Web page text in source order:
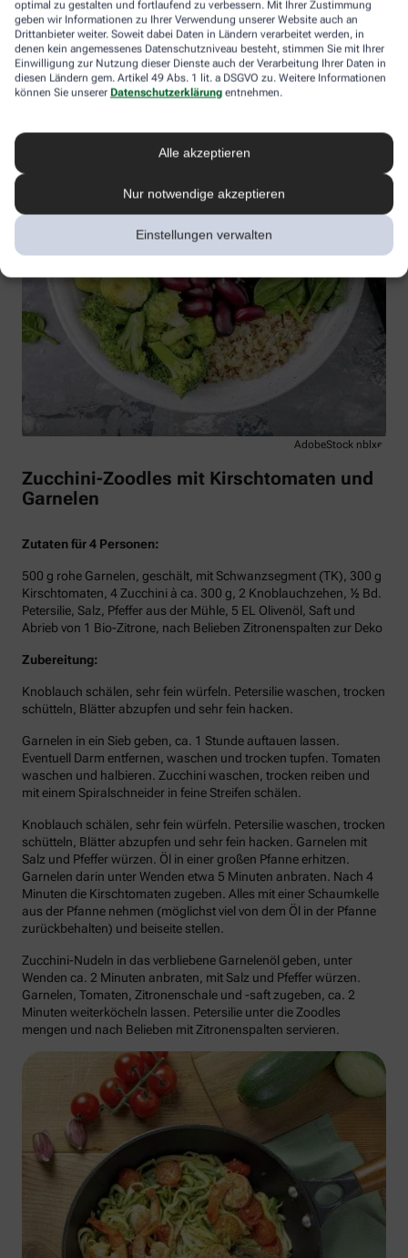
optimal zu gestalten und fortlaufend zu verbessern. Mit Ihrer Zustimmung
geben wir Informationen zu Ihrer Verwendung unserer Website auch an
Drittanbieter weiter. Soweit dabei Daten in Ländern verarbeitet werden, in
denen kein angemessenes Datenschutzniveau besteht, stimmen Sie mit Ihrer
Einwilligung zur Nutzung dieser Dienste auch der Verarbeitung Ihrer Daten in
diesen Ländern gem. Artikel 49 Abs. 1 lit. a DSGVO zu. Weitere Informationen
können Sie unserer Datenschutzerklärung entnehmen.
Alle akzeptieren
Nur notwendige akzeptieren
Einstellungen verwalten
schneiden und zum Gemüse anrichten. Sesam und Koriander
darüberstreuen. Nach Belieben mit Sojasauce würzen und
servieren.
AdobeStock nblxer
Zucchini-Zoodles mit Kirschtomaten und
Garnelen
Zutaten für 4 Personen:
500 g rohe Garnelen, geschält, mit Schwanzsegment (TK), 300 g
Kirschtomaten, 4 Zucchini à ca. 300 g, 2 Knoblauchzehen, ½ Bd.
Petersilie, Salz, Pfeffer aus der Mühle, 5 EL Olivenöl, Saft und
Abrieb von 1 Bio-Zitrone, nach Belieben Zitronenspalten zur Deko
Zubereitung:
Knoblauch schälen, sehr fein würfeln. Petersilie waschen, trocken
schütteln, Blätter abzupfen und sehr fein hacken.
Garnelen in ein Sieb geben, ca. 1 Stunde auftauen lassen.
Eventuell Darm entfernen, waschen und trocken tupfen. Tomaten
waschen und halbieren. Zucchini waschen, trocken reiben und
mit einem Spiralschneider in feine Streifen schälen.
Knoblauch schälen, sehr fein würfeln. Petersilie waschen, trocken
schütteln, Blätter abzupfen und sehr fein hacken. Garnelen mit
Salz und Pfeffer würzen. Öl in einer großen Pfanne erhitzen.
Garnelen darin unter Wenden etwa 5 Minuten anbraten. Nach 4
Minuten die Kirschtomaten zugeben. Alles mit einer Schaumkelle
aus der Pfanne nehmen (möglichst viel von dem Öl in der Pfanne
zurückbehalten) und beiseite stellen.
Zucchini-Nudeln in das verbliebene Garnelenöl geben, unter
Wenden ca. 2 Minuten anbraten, mit Salz und Pfeffer würzen.
Garnelen, Tomaten, Zitronenschale und -saft zugeben, ca. 2
Minuten weiterköcheln lassen. Petersilie unter die Zoodles
mengen und nach Belieben mit Zitronenspalten servieren.